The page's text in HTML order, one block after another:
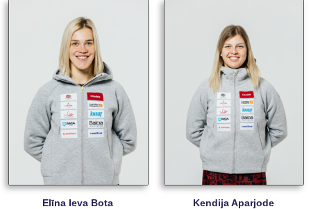
Elīna Ieva Bota Kendija Aparjode